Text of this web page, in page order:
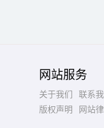
网站服务
关于我们 联系我
版权声明
网站